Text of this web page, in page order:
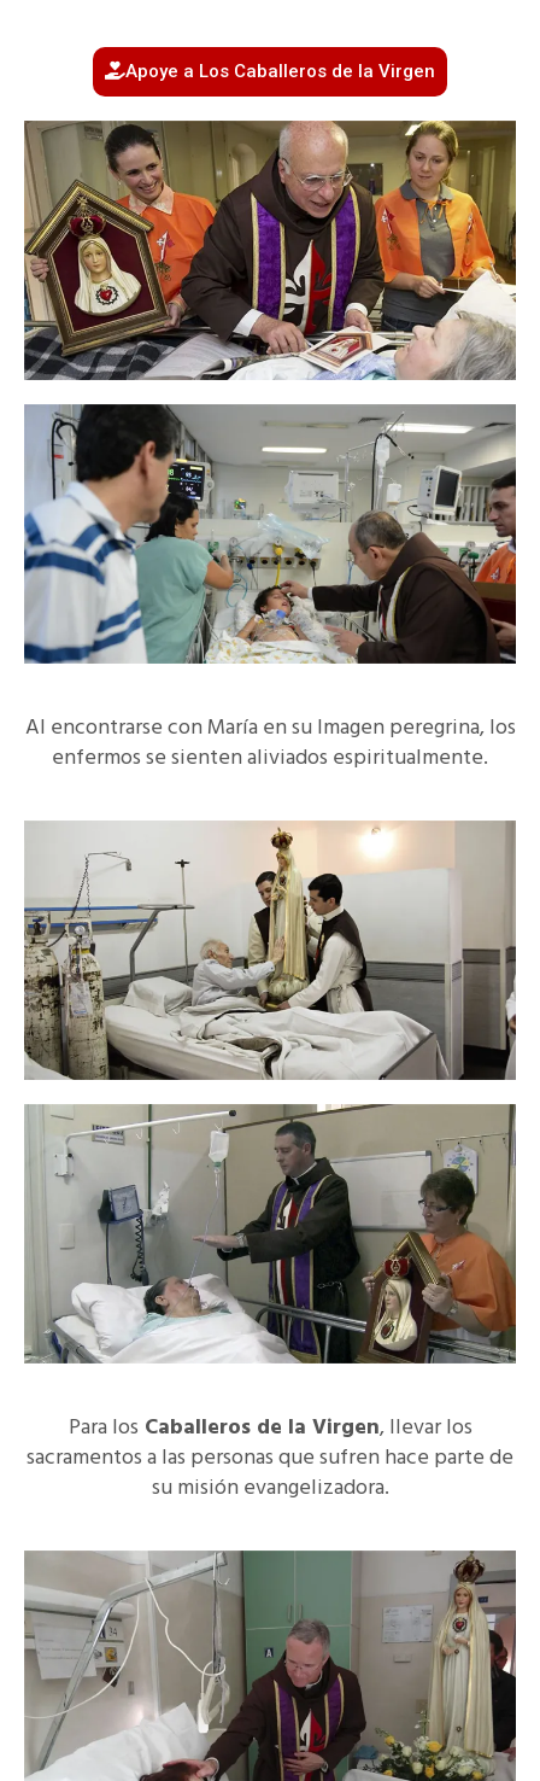
Apoye a Los Caballeros de la Virgen
Al encontrarse con María en su Imagen peregrina, los
enfermos se sienten aliviados espiritualmente.
Para los Caballeros de la Virgen, llevar los
sacramentos a las personas que sufren hace parte de
su misión evangelizadora.